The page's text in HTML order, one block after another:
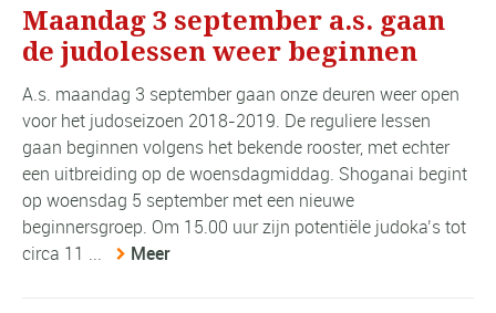
Maandag 3 september a.s. gaan
de judolessen weer beginnen
A.s. maandag 3 september gaan onze deuren weer open
voor het judoseizoen 2018-2019. De reguliere lessen
gaan beginnen volgens het bekende rooster, met echter
een uitbreiding op de woensdagmiddag. Shoganai begint
op woensdag 5 september met een nieuwe
beginnersgroep. Om 15.00 uur zijn potentiële judoka’s tot
circa 11 ...
Meer